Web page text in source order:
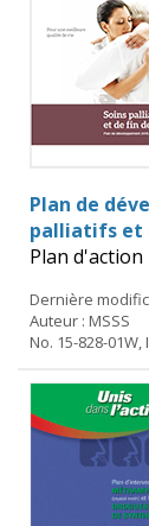
Plan de
palliatifs et
Plan d'action
Dernière
Auteur : MSSS
No. 15-828-01W,